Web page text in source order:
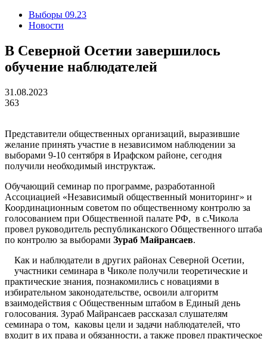
Выборы 09.23
Новости
В Северной Осетии завершилось
обучение наблюдателей
31.08.2023
363
Представители общественных организаций, выразившие
желание принять участие в независимом наблюдении за
выборами 9-10 сентября в Ирафском районе, сегодня
получили необходимый инструктаж.
Обучающий семинар по программе, разработанной
Ассоциацией «Независимый общественный мониторинг» и
Координационным советом по общественному контролю за
голосованием при Общественной палате РФ, в с.Чикола
провел руководитель республиканского Общественного штаба
по контролю за выборами Зураб Майрансаев.
Как и наблюдатели в других районах Северной Осетии,
участники семинара в Чиколе получили теоретические и
практические знания, познакомились с новациями в
избирательном законодательстве, освоили алгоритм
взаимодействия с Общественным штабом в Единый день
голосования. Зураб Майрансаев рассказал слушателям
семинара о том, каковы цели и задачи наблюдателей, что
входит в их права и обязанности, а также провел практическое